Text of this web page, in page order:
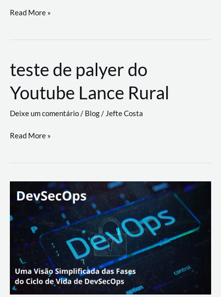
GitHub
revoluciona
de
trabalho
com
a
workflows
Read More »
teste de palyer do
Youtube Lance Rural
Deixe um comentário/ Blog/ Jefte Costa
teste
palyer
Lance
Rural
Read More »